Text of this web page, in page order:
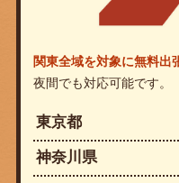
関東全域を対象に無料出
夜間でも対応可能です。
東京都
神奈川県